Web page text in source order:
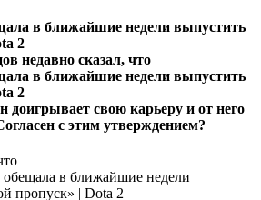
недавно сказал, что
доигрывает свою карьеру и от него
с этим утверждением?